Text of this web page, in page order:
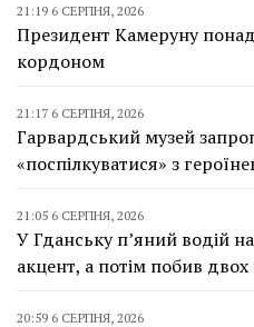
21:19 6 СЕРПНЯ, 2026
Президент Камеруну понад
кордоном
21:17 6 СЕРПНЯ, 2026
Гарвардський музей
«поспілкуватися» з
21:05 6 СЕРПНЯ, 2026
У Гданську п’яний водій
акцент, а потім побив двох
20:59 6 СЕРПНЯ, 2026